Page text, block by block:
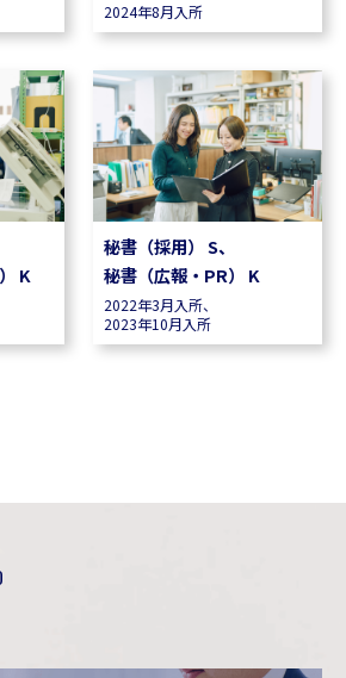
2024年8月入所
K
秘書（採用） S、
秘書（広報・PR） K
2022年3月入所、
2023年10月入所